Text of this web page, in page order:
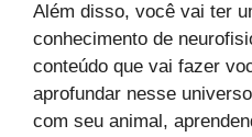
Além disso, você vai ter
conhecimento de
conteúdo que vai fazer
aprofundar nesse
com seu animal,